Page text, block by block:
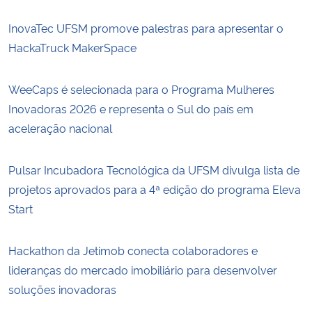
InovaTec UFSM promove palestras para apresentar o
HackaTruck MakerSpace
WeeCaps é selecionada para o Programa Mulheres
Inovadoras 2026 e representa o Sul do país em
aceleração nacional
Pulsar Incubadora Tecnológica da UFSM divulga lista de
projetos aprovados para a 4ª edição do programa Eleva
Start
Hackathon da Jetimob conecta colaboradores e
lideranças do mercado imobiliário para desenvolver
soluções inovadoras